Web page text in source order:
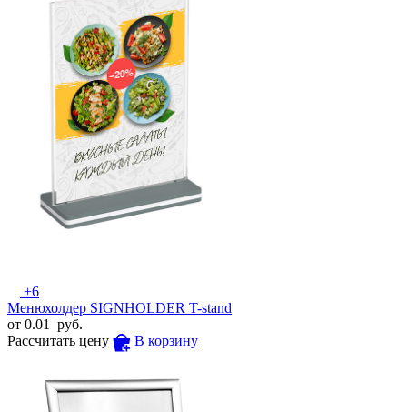
+6
Менюхолдер SIGNHOLDER T-stand
от 0.01 руб.
Рассчитать цену
В корзину